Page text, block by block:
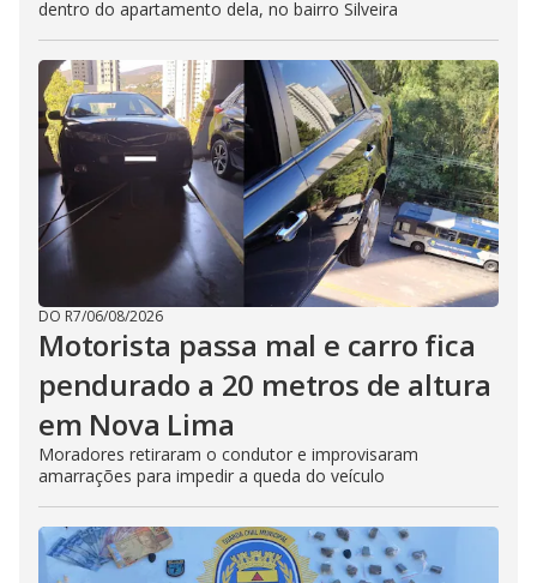
dentro do apartamento dela, no bairro Silveira
DO R7/06/08/2026
Motorista passa mal e carro fica
pendurado a 20 metros de altura
em Nova Lima
Moradores retiraram o condutor e improvisaram
amarrações para impedir a queda do veículo